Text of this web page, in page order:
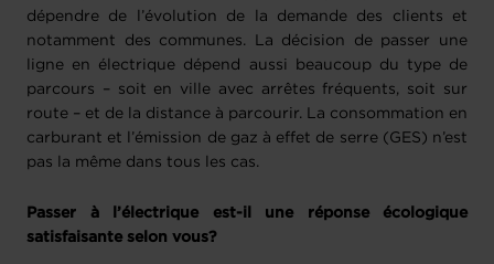
dépendre de l’évolution de la demande des clients et
notamment des communes. La décision de passer une
ligne en électrique dépend aussi beaucoup du type de
parcours – soit en ville avec arrêtes fréquents, soit sur
route – et de la distance à parcourir. La consommation en
carburant et l’émission de gaz à effet de serre (GES) n’est
pas la même dans tous les cas.
Passer à l’électrique est-il une réponse écologique
satisfaisante selon vous?